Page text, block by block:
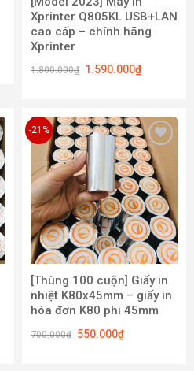
Xprinter Q805KL USB+LAN
cao cấp – chính hãng
Xprinter
1.800.000₫ 1.590.000₫
-21%
Add to
wishlist
[Thùng 100 cuộn] Giấy in
nhiệt K80x45mm – giấy in
hóa đơn K80 phi 45mm
700.000₫ 550.000₫